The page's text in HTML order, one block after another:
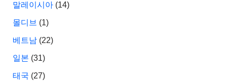
말레이시아 (14)
몰디브 (1)
베트남 (22)
일본 (31)
태국 (27)